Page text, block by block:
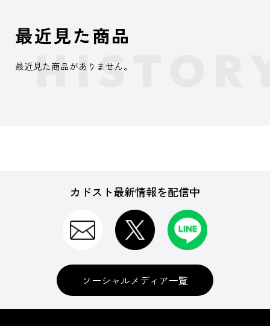
最近見た商品
最近見た商品がありません。
カドスト最新情報を配信中
ソーシャルメディア一覧